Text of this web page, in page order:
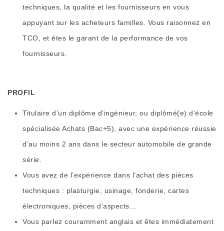
techniques, la qualité et les fournisseurs en vous
appuyant sur les acheteurs familles. Vous raisonnez en
TCO, et êtes le garant de la performance de vos
fournisseurs.
PROFIL
Titulaire d’un diplôme d’ingénieur, ou diplômé(e) d’école
spécialisée Achats (Bac+5), avec une expérience réussie
d’au moins 2 ans dans le secteur automobile de grande
série.
Vous avez de l’expérience dans l’achat des pièces
techniques : plasturgie, usinage, fonderie, cartes
électroniques, pièces d’aspects…
Vous parlez couramment anglais et êtes immédiatement